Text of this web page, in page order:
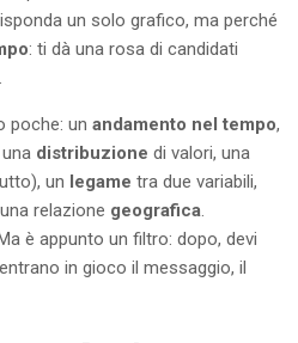
un solo grafico, ma perché
: ti dà una rosa di candidati
poche: un andamento nel tempo,
distribuzione di valori, una
un legame tra due variabili,
relazione geografica
è appunto un filtro: dopo, devi
in gioco il messaggio, il